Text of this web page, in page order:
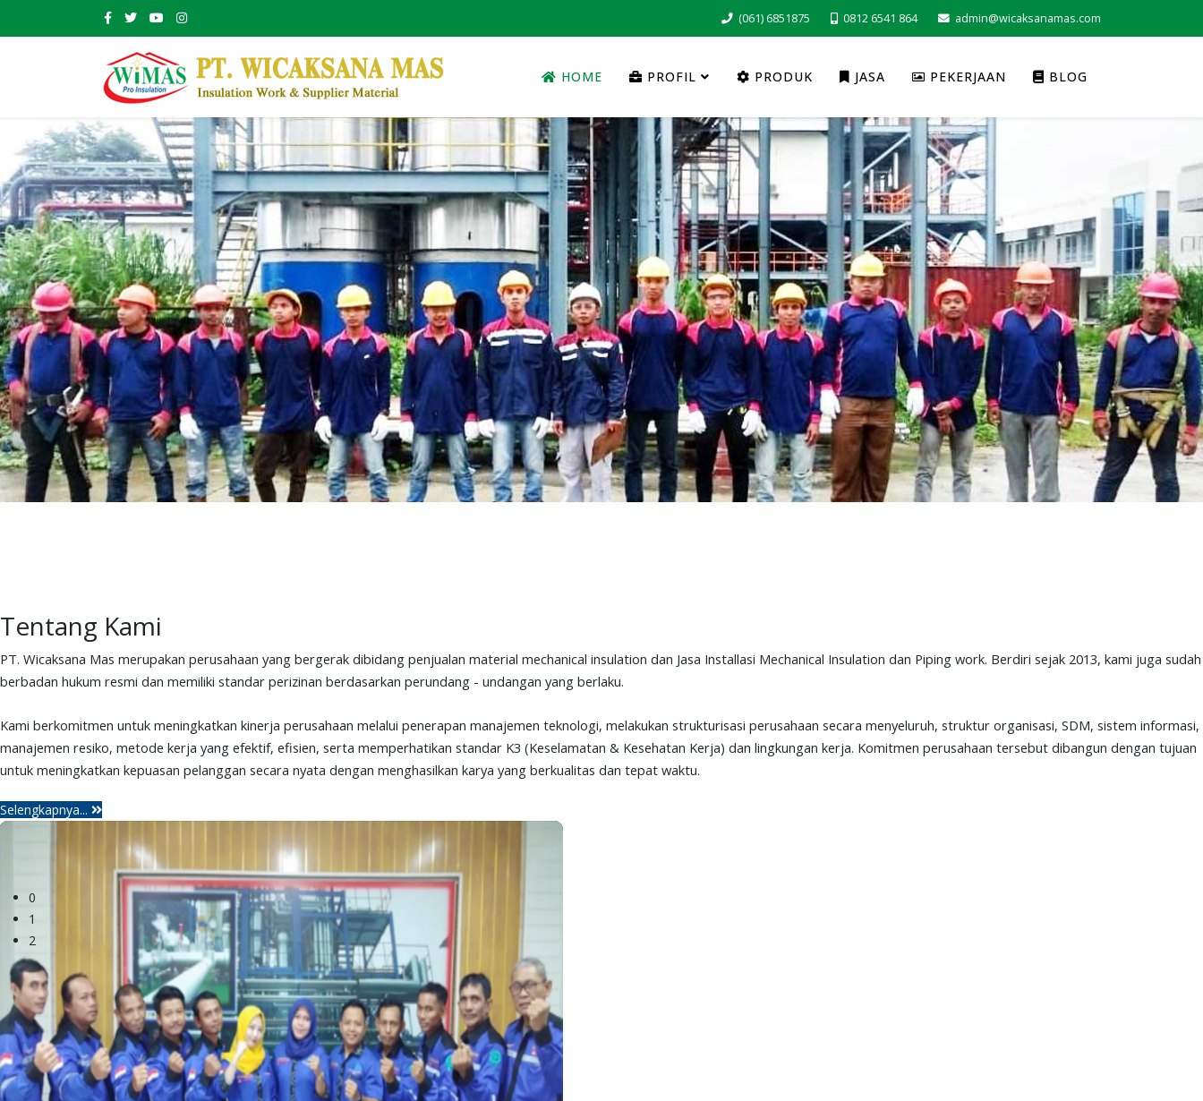
(061) 6851875 0812 6541 864 admin@wicaksanamas.com
HOME PROFIL PRODUK JASA PEKERJAAN BLOG
0
1
2
Tentang Kami
PT. Wicaksana Mas merupakan perusahaan yang bergerak dibidang penjualan material mechanical insulation dan Jasa Installasi Mechanical Insulation dan Piping work. Berdiri sejak 2013, kami juga sudah
berbadan hukum resmi dan memiliki standar perizinan berdasarkan perundang - undangan yang berlaku.
Kami berkomitmen untuk meningkatkan kinerja perusahaan melalui penerapan manajemen teknologi, melakukan strukturisasi perusahaan secara menyeluruh, struktur organisasi, SDM, sistem informasi,
manajemen resiko, metode kerja yang efektif, efisien, serta memperhatikan standar K3 (Keselamatan & Kesehatan Kerja) dan lingkungan kerja. Komitmen perusahaan tersebut dibangun dengan tujuan
untuk meningkatkan kepuasan pelanggan secara nyata dengan menghasilkan karya yang berkualitas dan tepat waktu.
Selengkapnya...